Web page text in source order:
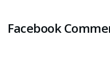
Facebook